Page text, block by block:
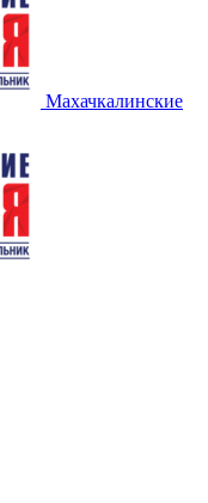
Махачкалинские